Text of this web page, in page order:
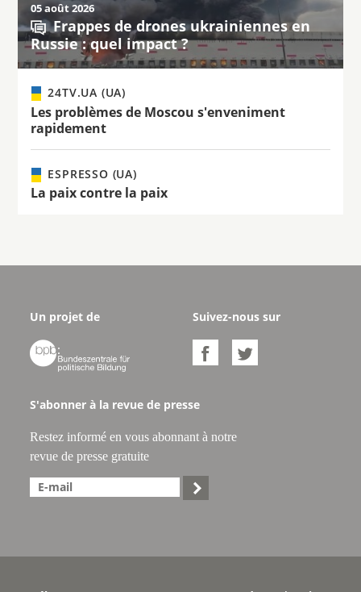
05 août 2026
Frappes de drones ukrainiennes en
Russie : quel impact ?
24TV.UA (UA)
Les problèmes de Moscou s'enveniment
rapidement
ESPRESSO (UA)
La paix contre la paix
Un projet de

Suivez-nous sur
 
S'abonner à la revue de presse
Restez informé en vous abonnant à notre
revue de presse gratuite
